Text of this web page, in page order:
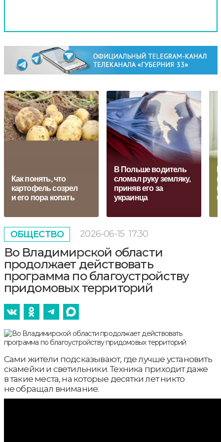
Как понять, что
картофель созрел
и его пора копать
В Польше водитель
сломал руку земляку,
приняв его за
украинца
ОБЩЕСТВО 2026-06-15 17:30
Во Владимирской области
продолжает действовать
программа по благоустройству
придомовых территорий
Сами жители подсказывают, где лучше установить
скамейки и светильники. Техника приходит даже
в такие места, на которые десятки лет никто
не обращал внимание.